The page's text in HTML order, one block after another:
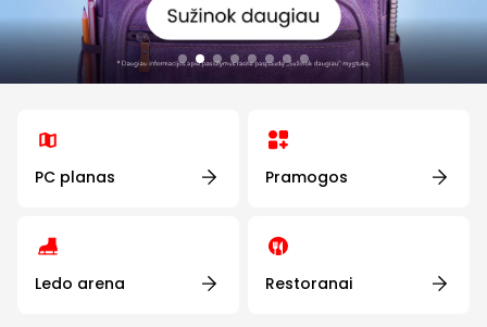
PC planas Pramogos
Ledo arena Restoranai